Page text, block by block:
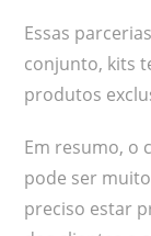
Essas
conjunto, kits
produtos
Em resumo, o
pode ser
preciso estar